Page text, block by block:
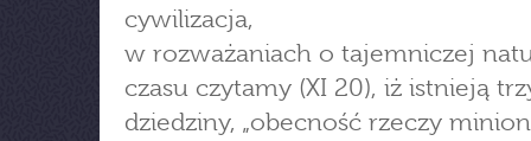
cywilizacja,
w rozważaniach o tajemniczej
czasu czytamy (XI 20), iż istnieją
dziedziny, „obecność rzeczy